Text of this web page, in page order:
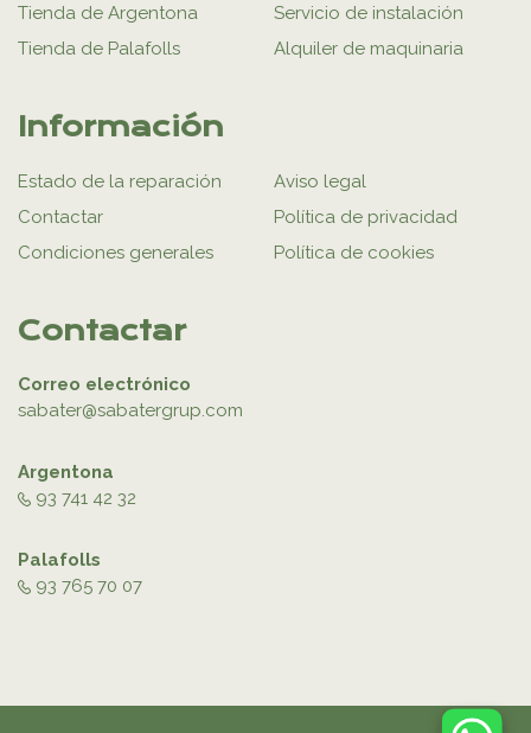
Tienda de Argentona
Tienda de Palafolls
Servicio de instalación
Alquiler de maquinaria
Información
Estado de la reparación
Contactar
Condiciones generales
Aviso legal
Política de privacidad
Política de cookies
Contactar
Correo electrónico
sabater@sabatergrup.com
Argentona
93 741 42 32
Palafolls
93 765 70 07